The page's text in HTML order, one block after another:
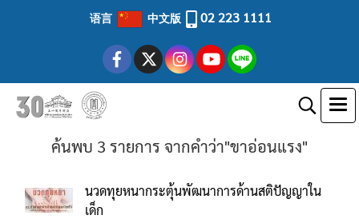
语言 中文版 02 223 1111
ค้นพบ 3 รายการ จากคำว่า"ขาอ่อนแรง"
นวดทุยหนากระตุ้นพัฒนาการด้านสติปัญญาใน
เด็ก